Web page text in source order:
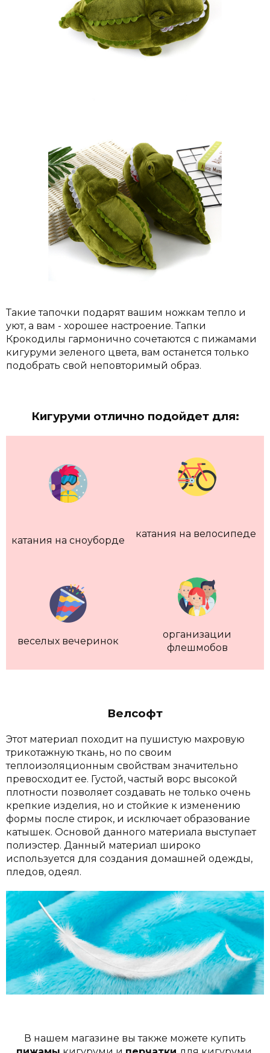
Такие тапочки подарят вашим ножкам тепло и
уют, а вам - хорошее настроение. Тапки
Крокодилы гармонично сочетаются с пижамами
кигуруми зеленого цвета, вам останется только
подобрать свой неповторимый образ.
Кигуруми отлично подойдет для:
катания на сноуборде
катания на велосипеде
веселых вечеринок
организации
флешмобов
Велсофт
Этот материал походит на пушистую махровую
трикотажную ткань, но по своим
теплоизоляционным свойствам значительно
превосходит ее. Густой, частый ворс высокой
плотности позволяет создавать не только очень
крепкие изделия, но и стойкие к изменению
формы после стирок, и исключает образование
катышек. Основой данного материала выступает
полиэстер. Данный материал широко
используется для создания домашней одежды,
пледов, одеял.
В нашем магазине вы также можете купить